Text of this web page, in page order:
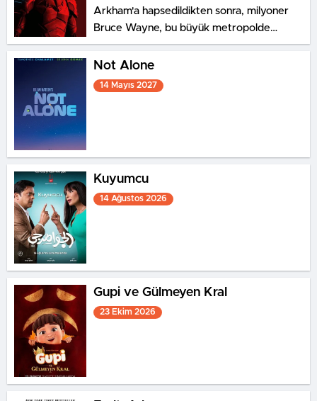
Arkham'a hapsedildikten sonra, milyoner
Bruce Wayne, bu büyük metropolde
tomurcuklanan suçla savaşmak için yeniden
Batman pelerinini giyer. Zorlu görevi için
yine yerel polis teğmen James Gordon'un
Not Alone
14 Mayıs 2027
Kuyumcu
14 Ağustos 2026
Gupi ve Gülmeyen Kral
23 Ekim 2026